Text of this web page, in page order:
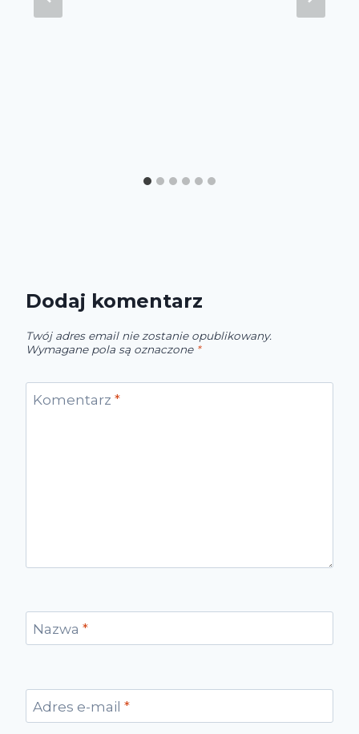
Dodaj komentarz
Twój adres email nie zostanie opublikowany.
Wymagane pola są oznaczone *
Komentarz *
Nazwa *
Adres e-mail *